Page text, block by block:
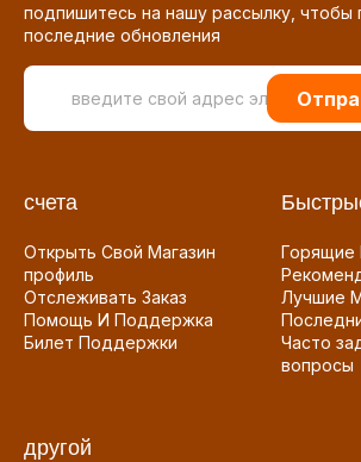
подпишитесь на нашу рассылку, чтобы
последние обновления
счета
Открыть Свой Магазин
профиль
Отслеживать Заказ
Помощь И Поддержка
Билет Поддержки
Горящие
Лучшие
Часто
вопросы
другой